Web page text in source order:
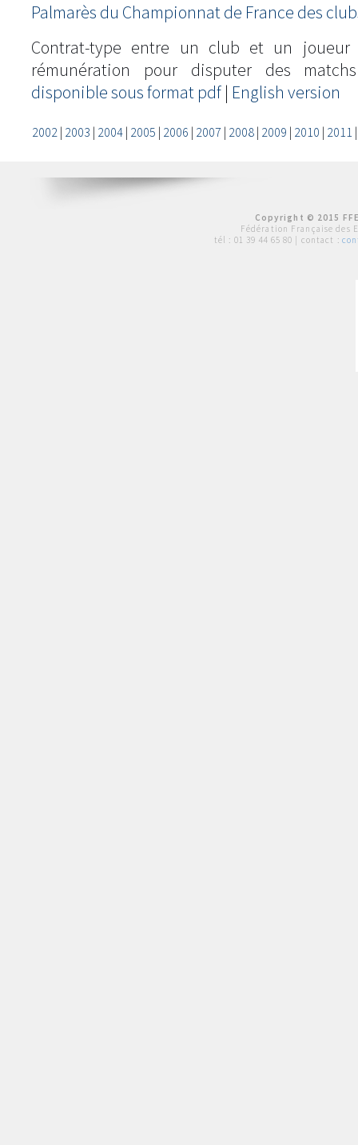
Palmarès du Championnat de France des
Contrat-type entre un club et un joueur
rémunération pour disputer des
disponible sous format pdf | English version
2002| 2003 | 2004| 2005 | 2006 | 2007 | 2008| 2009 | 2010 | 2011
Copyright © 2015
Fédération Française des
tél : 01 39 44 65 80 | contact :